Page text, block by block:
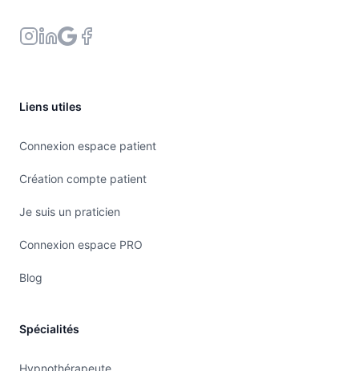
Liens utiles
Connexion espace patient
Création compte patient
Je suis un praticien
Connexion espace PRO
Blog
Spécialités
Hypnothérapeute